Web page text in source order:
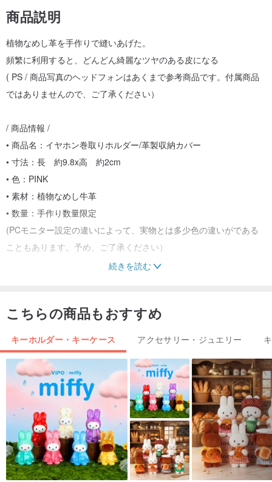
商品説明
植物なめし革を手作りで縫いあげた。
頻繁に利用すると、どんどん綺麗なツヤのある皮になる
( PS / 商品写真のヘッドフォンはあくまで参考商品です。付属商品
ではありませんので、ご了承ください）
/ 商品情報 /
• 商品名：イヤホン巻取りホルダー/革製収納カバー
• 寸法：長 約9.8x高 約2cm
• 色：PINK
• 素材：植物なめし牛革
• 数量：手作り数量限定
(PCモニター設定の違いによって、実物とは多少色の違いがである
こともあります。予め、ご了承ください）
ししてください。天日干しはお止めください。
期的に革用オイルやミンクオイルでお手入れしていただくことによ
り、革製品を長持ちさせることができます。
• 革製品ひとつひとつがオンリーワン商品です。人間の肌と同じよ
うに、自然な傷跡やキメなどがみられますが、これも商品デザイン
の一部です！
産地/生産方法
• 台湾/手作り
続きを読む
こちらの商品もおすすめ
キーホルダー・キーケース アクセサリー・ジュエリー